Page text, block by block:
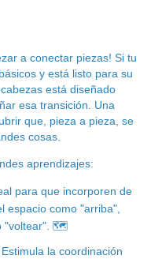
a conectar piezas! Si tu
y está listo para su
está diseñado
esa transición. Una
que, pieza a pieza, se
cosas.
aprendizajes:
para que incorporen de
espacio como "arriba",
🗺
la coordinación